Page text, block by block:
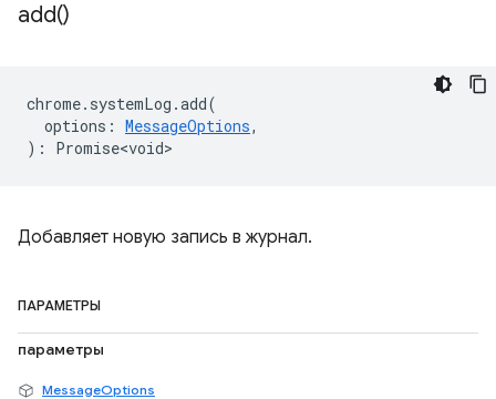
add()
chrome. systemLog .add(
options : MessageOptions,
) : Promise<void>
Добавляет новую запись в журнал.
ПАРАМЕТРЫ
параметры
MessageOptions